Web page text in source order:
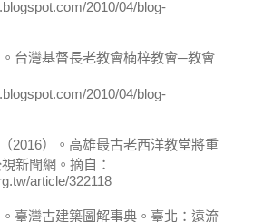
2010/04/blog-
台灣基督長老教會楠梓教會─教會
2010/04/blog-
2016）。高雄最古老西洋教堂將重
新聞網。摘自：
article/322118
臺灣古建築圖解事典。臺北：遠流